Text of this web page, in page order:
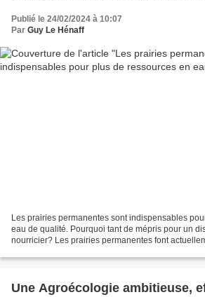
Publié le 24/02/2024 à 10:07
Par Guy Le Hénaff
Les prairies permanentes sont indispensables
eau de qualité. Pourquoi tant de mépris pour un
nourricier? Les prairies permanentes font
Une Agroécologie ambitieuse,